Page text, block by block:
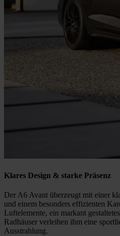
Klares Design & starke Präsenz
Der A6 Avant überzeugt mit einer
und einem besonders effizienten
Luftelemente, ein markant
Radhäuser verleihen ihm eine
Ausstrahlung.